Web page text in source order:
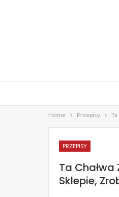
Home Przepisy
PRZEPISY
Ta Chałwa
Sklepie,